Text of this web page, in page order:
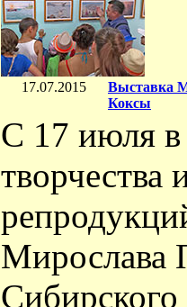
17.07.2015
Выставка
Коксы
С 17 июля в
творчества
Мирослава